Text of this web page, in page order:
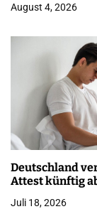
August 4, 2026
Deutschland
Attest künftig
Juli 18, 2026